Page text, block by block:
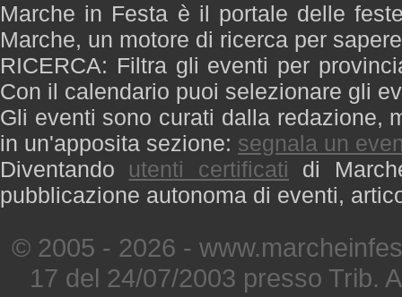
Marche in Festa è il portale delle
Marche, un motore di ricerca per
RICERCA: Filtra gli eventi per
Con il calendario puoi selezionare gli
Gli eventi sono curati dalla redazione,
in un'apposita sezione: segnala un
Diventando utenti certificati di
pubblicazione autonoma di eventi,
© 2005 - 2026 -
17 del 24/07/2003 presso Trib.